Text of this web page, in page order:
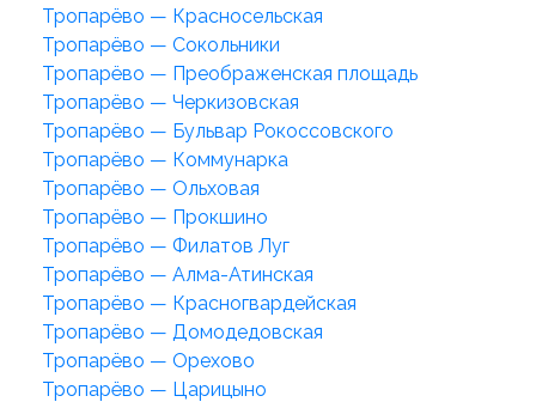
Тропарёво — Красносельская
Тропарёво — Сокольники
Тропарёво — Преображенская площадь
Тропарёво — Черкизовская
Тропарёво — Бульвар Рокоссовского
Тропарёво — Коммунарка
Тропарёво — Ольховая
Тропарёво — Прокшино
Тропарёво — Филатов Луг
Тропарёво — Алма-Атинская
Тропарёво — Красногвардейская
Тропарёво — Домодедовская
Тропарёво — Орехово
Тропарёво — Царицыно